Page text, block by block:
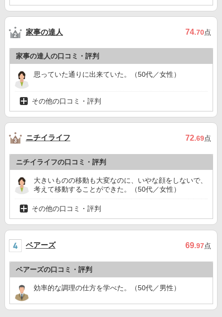
家事の達人 74.70点
家事の達人の口コミ・評判
思っていた通りに出来ていた。（50代／女性）
その他の口コミ・評判
ニチイライフ 72.69点
ニチイライフの口コミ・評判
大きいものの移動も大変なのに、いやな顔をしないで、
考えて移動することができた。（50代／女性）
その他の口コミ・評判
ベアーズ 69.97点
ベアーズの口コミ・評判
効率的な調理の仕方を学べた。（50代／男性）